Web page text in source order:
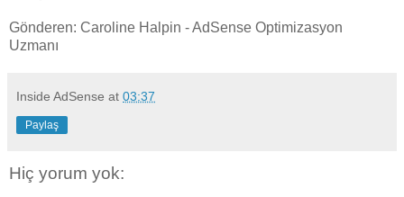
Gönderen: Caroline Halpin - AdSense Optimizasyon
Uzmanı
Inside AdSense at 03:37
Paylaş
Hiç yorum yok: